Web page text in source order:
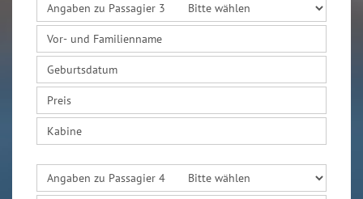
Angaben zu Passagier 3
Vor- und Familienname
Geburtsdatum
Preis
Kabine
Angaben zu Passagier 4